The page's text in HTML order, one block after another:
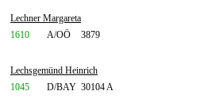
Lechner Margareta
1610
A/OÖ 3879
Lechsgemünd Heinrich
1045
D/BAY 30104 A